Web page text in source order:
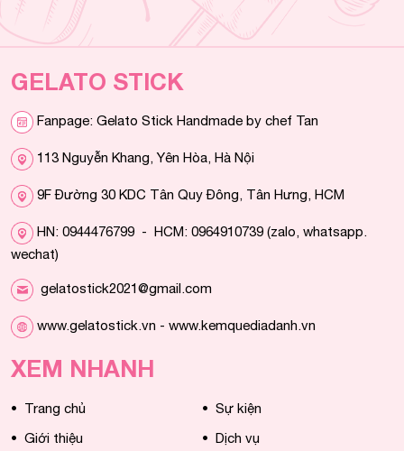
GELATO STICK
Fanpage: Gelato Stick Handmade by chef Tan
113 Nguyễn Khang, Yên Hòa, Hà Nội
9F Đường 30 KDC Tân Quy Đông, Tân Hưng, HCM
HN: 0944476799 - HCM: 0964910739 (zalo, whatsapp.
wechat)
gelatostick2021@gmail.com
www.gelatostick.vn - www.kemquediadanh.vn
XEM NHANH
• Trang chủ • Sự kiện
• Giới thiệu • Dịch vụ